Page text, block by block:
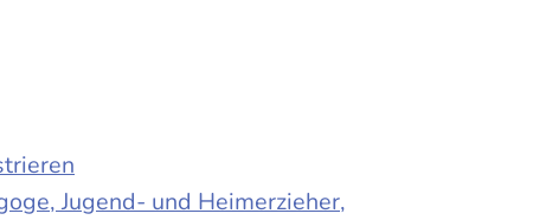
Jugend- und Heimerzieher,